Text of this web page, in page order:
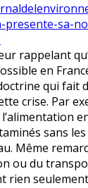
presente-sa-
rappelant
en
qui fait
crise. Par
sans
Même
ou du
rien